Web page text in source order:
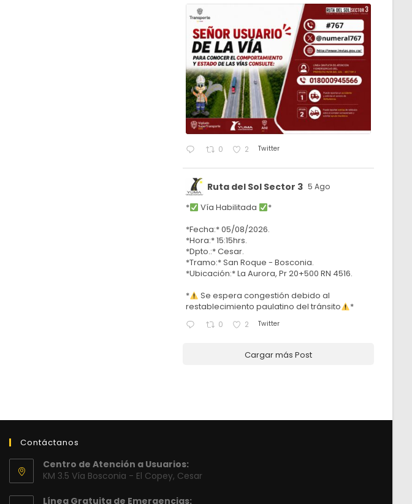
0 2 Twitter
Ruta del Sol Sector 3 5 Ago
* Vía Habilitada
*
*Fecha:* 05/08/2026.
*Hora:* 15:15hrs.
*Dpto.:* Cesar.
*Tramo:* San Roque - Bosconia.
*Ubicación:* La Aurora, Pr 20+500 RN 4516.
*
Se espera congestión debido al
restablecimiento paulatino del tránsito
*
0 2 Twitter
Cargar más Post
Contáctanos
Centro de Atención a Usuarios:
KM 3.5 Vía Bosconia - El Copey, Cesar
Línea Gratuita de Emergencias: